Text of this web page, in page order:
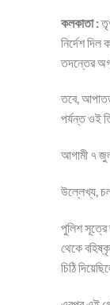
কলকাতা :
নির্দেশ দিল
তদন্তের
তবে, আপাতত
পর্যন্ত ওই
আগামী ৭
উল্লেখ্য,
পুলিশ সূত্রে
থেকে
চিঠি